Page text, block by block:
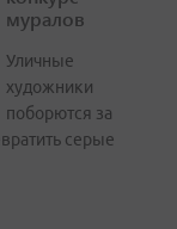
муралов
Уличные
художники
поборются за
серые